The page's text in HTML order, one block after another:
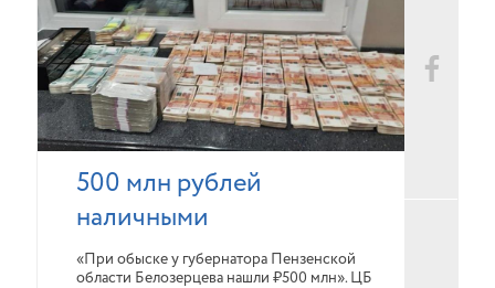
500 млн рублей
наличными
«При обыске у губернатора Пензенской
области Белозерцева нашли ₽500 млн». ЦБ